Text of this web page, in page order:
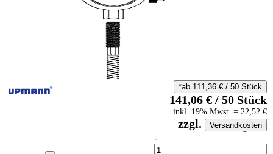
auf Anfrageliste
-
Anzahl
*ab 111,36 €/ 50 Stück
141,06 €/ 50 Stück
inkl. 19% Mwst. = 22,52 €
zzgl. Versandkosten